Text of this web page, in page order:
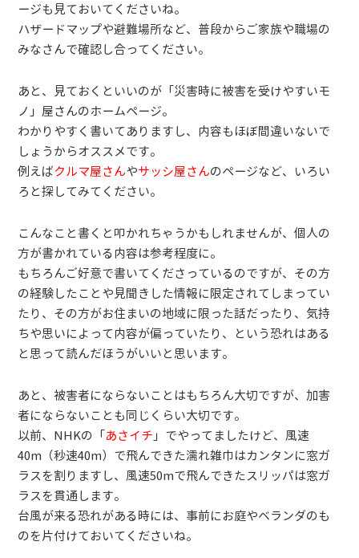
ージも見ておいてくださいね。
ハザードマップや避難場所など、普段からご家族や職場の
みなさんで確認し合ってください。
あと、見ておくといいのが「災害時に被害を受けやすいモ
ノ」屋さんのホームページ。
わかりやすく書いてありますし、内容もほぼ間違いないで
しょうからオススメです。
例えばクルマ屋さんやサッシ屋さんのページなど、いろい
ろと探してみてください。
こんなこと書くと叩かれちゃうかもしれませんが、個人の
方が書かれている内容は参考程度に。
もちろんご好意で書いてくださっているのですが、その方
の経験したことや見聞きした情報に限定されてしまってい
たり、その方がお住まいの地域に限った話だったり、気持
ちや思いによって内容が偏っていたり、という恐れはある
と思って読んだほうがいいと思います。
あと、被害者にならないことはもちろん大切ですが、加害
者にならないことも同じくらい大切です。
以前、NHKの「あさイチ 」でやってましたけど、風速
40m（秒速40m）で飛んできた濡れ雑巾はカンタンに窓ガ
ラスを割りますし、風速50mで飛んできたスリッパは窓ガ
ラスを貫通します。
台風が来る恐れがある時には、事前にお庭やベランダのも
のを片付けておいてくださいね。